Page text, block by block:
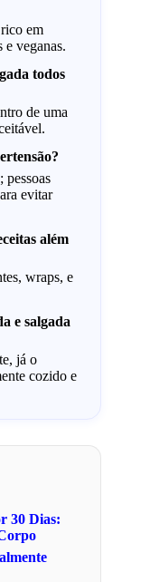
em
e veganas.
todos
de uma
pessoas
evitar
além
wraps, e
e salgada
já o
cozido e
30 Dias: